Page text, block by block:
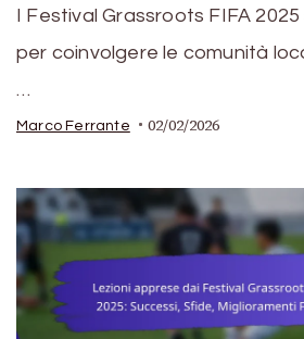
I Festival Grassroots FIFA
per coinvolgere le comunità
…
Marco Ferrante 02/02/2026